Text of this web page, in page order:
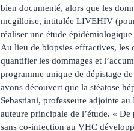
bien documenté, alors que les
mcgilloise, intitulée LIVEHIV
réaliser une étude
Au lieu de biopsies effractives, les
quantifier les dommages et
programme unique de dépistage
avons découvert que la stéatose
Sebastiani, professeure adjointe
auteure principale de l’étude. «
sans co-infection au VHC